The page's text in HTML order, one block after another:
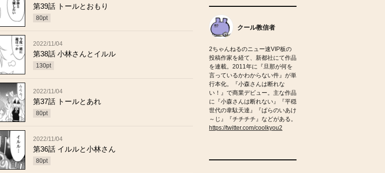
第39話 トールとおもり
80pt
2022/11/04
第38話 小林さんとイルル
130pt
2022/11/04
第37話 トールとあれ
80pt
2022/11/04
第36話 イルルと小林さん
80pt
クール教信者
2ちゃんねるのニュー速VIP板の
投稿作家を経て、新都社にて作品
を連載。2011年に『旦那が何を
言っているかわからない件』が単
行本化。『小森さんは断れな
い！』で商業デビュー。主な作品
に『小森さんは断れない』『平穏
世代の韋駄天達』『ぱらのいあけ
～じ』『チチチチ』などがある。
https://twitter.com/coolkyou2